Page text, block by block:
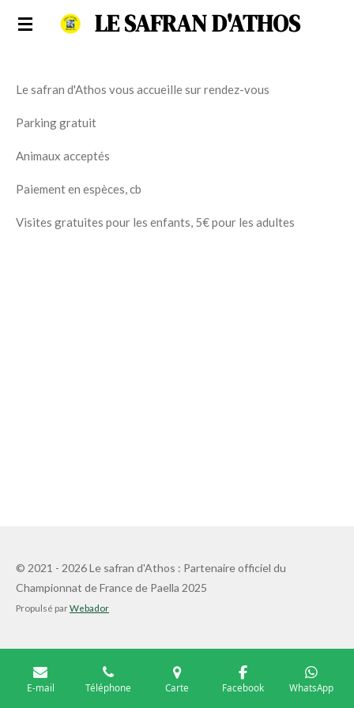
Passer
LE SAFRAN D'ATHOS
Le safran d'Athos vous accueille sur rendez-vous
Parking gratuit
Animaux acceptés
Paiement en espèces, cb
Visites gratuites pour les enfants, 5€ pour les adultes
© 2021 - 2026 Le safran d'Athos : Partenaire officiel du
Championnat de France de Paella 2025
Propulsé parWebador
E-mail Téléphone Carte Facebook WhatsApp